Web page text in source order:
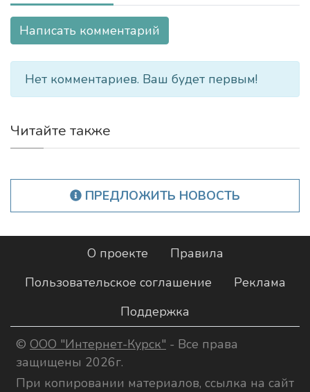
Написать комментарий
Нет комментариев. Ваш будет первым!
Читайте также
ПРЕДЛОЖИТЬ НОВОСТЬ
О проекте
Правила
Пользовательское соглашение
Реклама
Поддержка
© ООО "Интернет-Курск" - Все права
защищены 2026г.
При копировании материалов, ссылка на сайт